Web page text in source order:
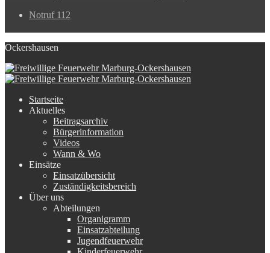
Notruf 112
Ockershausen
Startseite
Aktuelles
Beitragsarchiv
Bürgerinformation
Videos
Wann & Wo
Einsätze
Einsatzübersicht
Zuständigkeitsbereich
Über uns
Abteilungen
Organigramm
Einsatzabteilung
Jugendfeuerwehr